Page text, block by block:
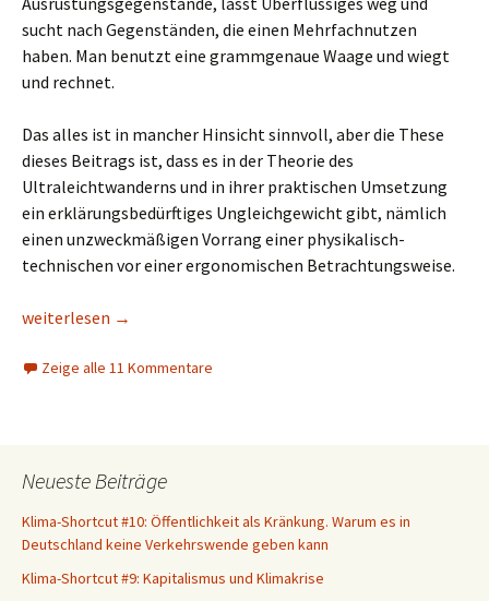
sucht nach Gegenständen, die einen Mehrfachnutzen
haben. Man benutzt eine grammgenaue Waage und wiegt
und rechnet.
Das alles ist in mancher Hinsicht sinnvoll, aber die These
dieses Beitrags ist, dass es in der Theorie des
Ultraleichtwanderns und in ihrer praktischen Umsetzung
ein erklärungsbedürftiges Ungleichgewicht gibt, nämlich
einen unzweckmäßigen Vorrang einer physikalisch-
technischen vor einer ergonomischen Betrachtungsweise.
Disproportionen in der Theorie des Ultraleichtwanderns
weiterlesen →
Zeige alle 11 Kommentare
Neueste Beiträge
Klima-Shortcut #10: Öffentlichkeit als Kränkung. Warum es in
Deutschland keine Verkehrswende geben kann
Klima-Shortcut #9: Kapitalismus und Klimakrise